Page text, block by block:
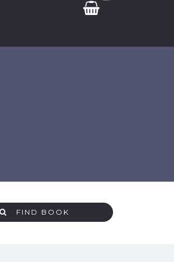
FIND BOOK